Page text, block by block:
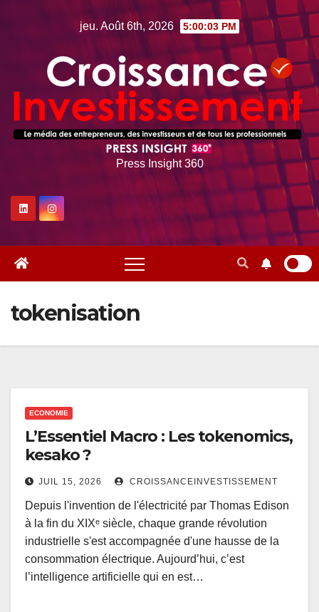
jeu. Août 6th, 2026 5:00:04 PM
Press Insight 360
tokenisation
ECONOMIE
L’Essentiel Macro : Les tokenomics,
kesako ?
JUIL 15, 2026 CROISSANCEINVESTISSEMENT
Depuis l'invention de l'électricité par Thomas Edison
à la fin du XIXᵉ siècle, chaque grande révolution
industrielle s'est accompagnée d'une hausse de la
consommation électrique. Aujourd’hui, c’est
l’intelligence artificielle qui en est…